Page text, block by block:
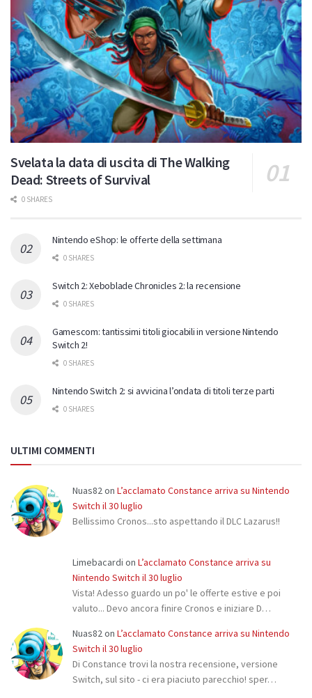
Svelata la data di uscita di The Walking
Dead: Streets of Survival
0 SHARES
Nintendo eShop: le offerte della settimana
0 SHARES
Switch 2: Xeboblade Chronicles 2: la recensione
0 SHARES
Gamescom: tantissimi titoli giocabili in versione Nintendo
Switch 2!
0 SHARES
Nintendo Switch 2: si avvicina l’ondata di titoli terze parti
0 SHARES
ULTIMI COMMENTI
Nuas82on L’acclamato Constance arriva su Nintendo
Switch il 30 luglio
Bellissimo Cronos...sto aspettando il DLC Lazarus!!
Limebacardi on L’acclamato Constance arriva su
Nintendo Switch il 30 luglio
Vista! Adesso guardo un po' le offerte estive e poi
valuto... Devo ancora finire Cronos e iniziare D…
Nuas82on L’acclamato Constance arriva su Nintendo
Switch il 30 luglio
Di Constance trovi la nostra recensione, versione
Switch, sul sito - ci era piaciuto parecchio! sper…